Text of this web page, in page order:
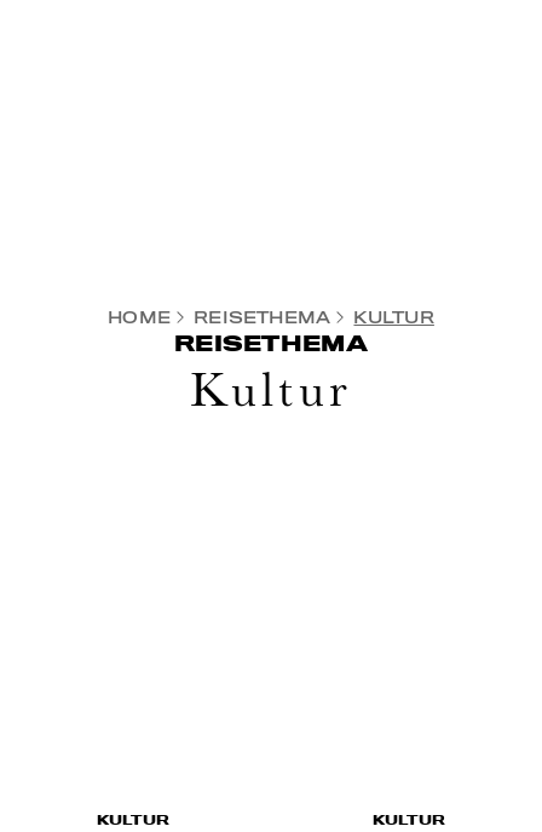
REISETHEMA
Kultur
HOME REISETHEMA KULTUR
KULTUR KULTUR